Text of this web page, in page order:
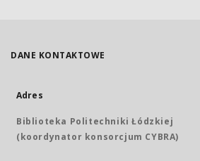
DANE KONTAKTOWE
Adres
Biblioteka Politechniki Łódzkiej
(koordynator konsorcjum CYBRA)